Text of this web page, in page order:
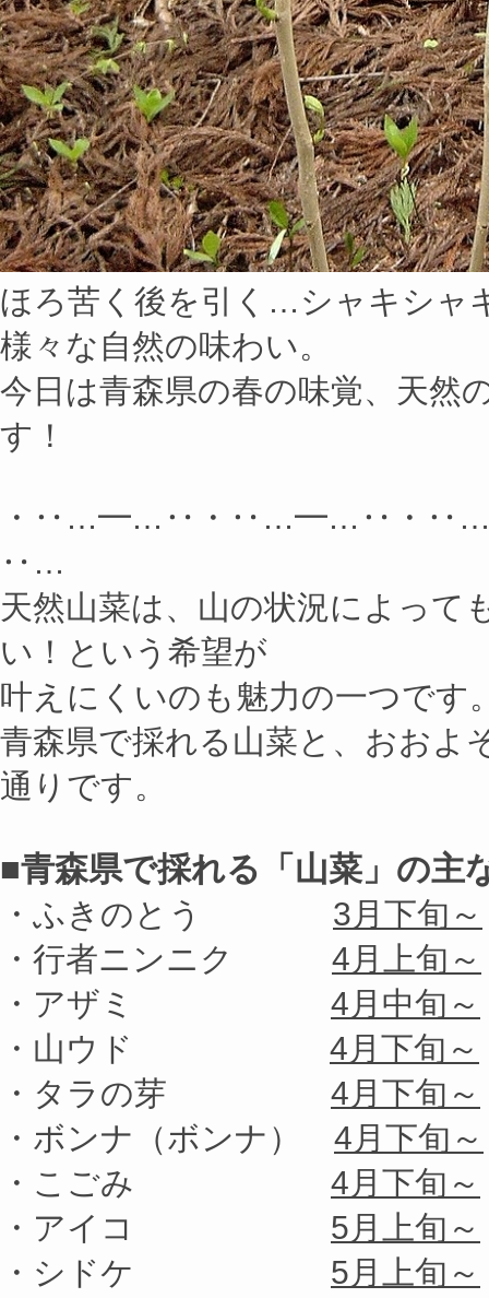
ほろ苦く後を引く…シャキシャ
様々な自然の味わい。
今日は青森県の春の味覚、天然
す！
・‥…━…‥・‥…━…‥・
‥…
天然山菜は、山の状況によって
い！という希望が
叶えにくいのも魅力の一つです
青森県で採れる山菜と、おおよ
通りです。
■青森県で採れる「山菜」の主
・ふきのとう 3月下旬～
・行者ニンニク 4月上旬～
・アザミ 4月中旬～
・山ウド 4月下旬～
・タラの芽 4月下旬～
・ボンナ（ボンナ） 4月下旬～
・こごみ 4月下旬～
・アイコ 5月上旬～
・シドケ 5月上旬～